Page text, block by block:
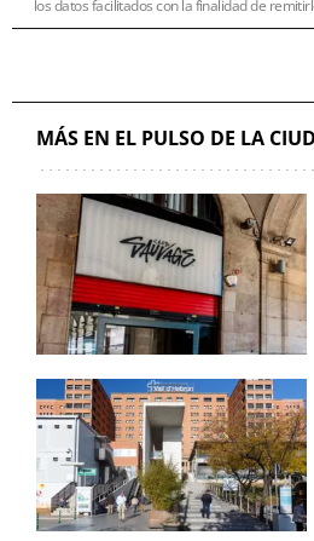
los datos facilitados con la finalidad de
MÁS EN EL PULSO DE LA